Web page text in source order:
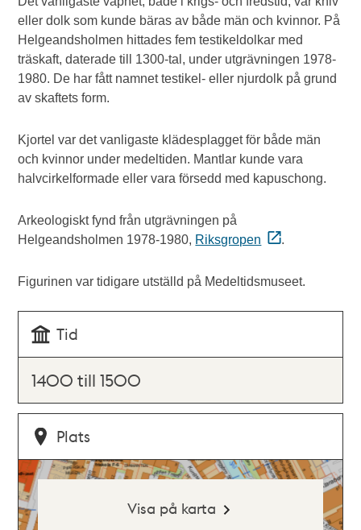
eller dolk som kunde bäras av både män och kvinnor. På
Helgeandsholmen hittades fem testikeldolkar med
träskaft, daterade till 1300-tal, under utgrävningen 1978-
1980. De har fått namnet testikel- eller njurdolk på grund
av skaftets form.
Kjortel var det vanligaste klädesplagget för både män
och kvinnor under medeltiden. Mantlar kunde vara
halvcirkelformade eller vara försedd med kapuschong.
Arkeologiskt fynd från utgrävningen på
Helgeandsholmen 1978-1980, Riksgropen .
Figurinen var tidigare utställd på Medeltidsmuseet.
Tid
1400 till 1500
Plats
Visa på karta